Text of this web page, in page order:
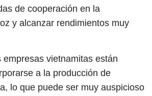
de cooperación en la
y alcanzar rendimientos muy
empresas vietnamitas están
a la producción de
lo que puede ser muy auspicioso